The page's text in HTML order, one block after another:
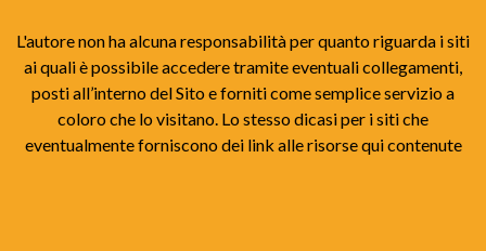
L'autore non ha alcuna responsabilità per quanto riguarda i siti
ai quali è possibile accedere tramite eventuali collegamenti,
posti all’interno del Sito e forniti come semplice servizio a
coloro che lo visitano. Lo stesso dicasi per i siti che
eventualmente forniscono dei link alle risorse qui contenute